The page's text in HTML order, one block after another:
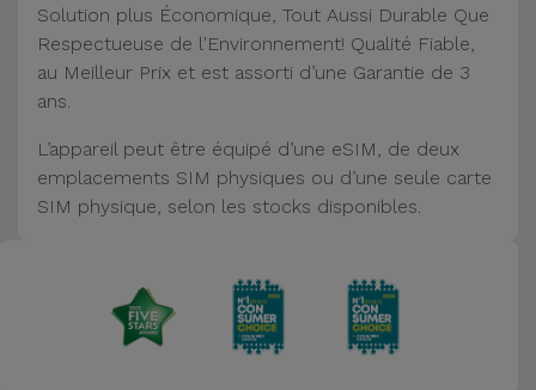
Solution plus Économique, Tout Aussi Durable Que
Respectueuse de l'Environnement! Qualité Fiable,
au Meilleur Prix et est assorti d’une Garantie de 3
ans.
L’appareil peut être équipé d’une eSIM, de deux
emplacements SIM physiques ou d’une seule carte
SIM physique, selon les stocks disponibles.